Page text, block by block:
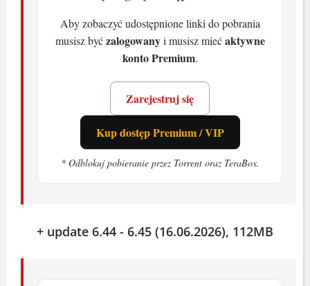
i patrzysz na zachód słońca. I tyle. Jeśli
podobają ci się kosmiczne przygody,
Everspace. Dla fanów survivalu
Spędzisz godziny na jednej planecie,
potem odlecisz dalej. No Man's Sky rośnie
z każdą aktualizacją. Jeśli szukasz gry,
która nie nudzi - to jest to.
Aby zobaczyć udostępnione linki do pobrania
musisz byćzalogowanyi musisz miećaktywne
konto Premium.
Zarejestruj się
Kup dostęp Premium / VIP
* Odblokuj pobieranie przez Torrent oraz TeraBox.
+ update 6.44 - 6.45 (16.06.2026), 112MB